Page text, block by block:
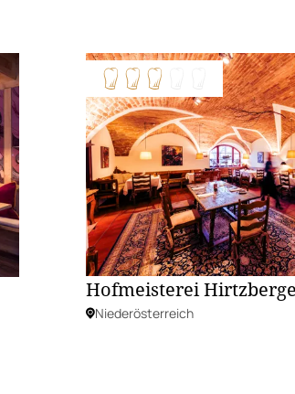
Hofmeisterei
Niederösterreich